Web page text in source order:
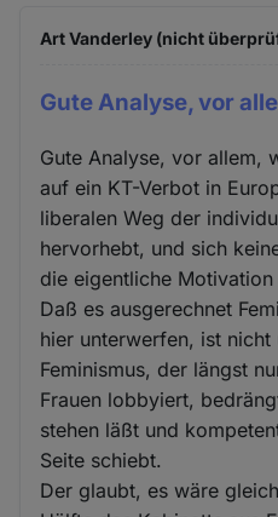
Art Vanderley (nicht
Gute Analyse, vor
Gute Analyse, vor allem,
auf ein KT-Verbot in
liberalen Weg der
hervorhebt, und sich
die eigentliche Motivation
Daß es ausgerechnet
hier unterwerfen, ist nicht
Feminismus, der längst
Frauen lobbyiert,
stehen läßt und
Seite schiebt.
Der glaubt, es wäre